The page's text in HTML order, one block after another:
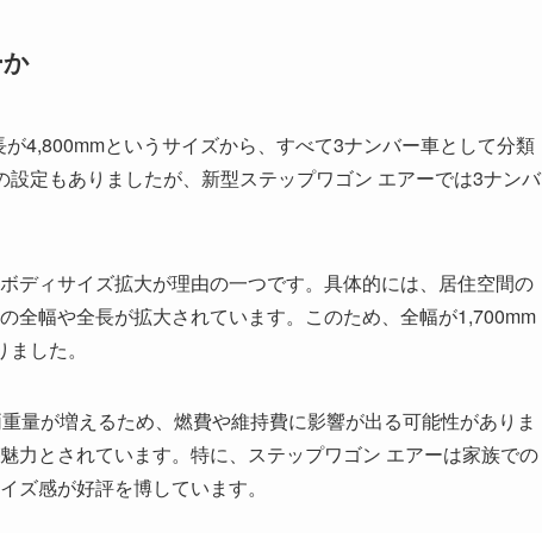
4,800mmというサイズから、すべて3ナンバー車として分類
定もありましたが、新型ステップワゴン エアーでは3ナンバ
ディサイズ拡大が理由の一つです。具体的には、居住空間の
全幅や全長が拡大されています。このため、全幅が1,700mm
した。
量が増えるため、燃費や維持費に影響が出る可能性がありま
力とされています。特に、ステップワゴン エアーは家族での
ズ感が好評を博しています。